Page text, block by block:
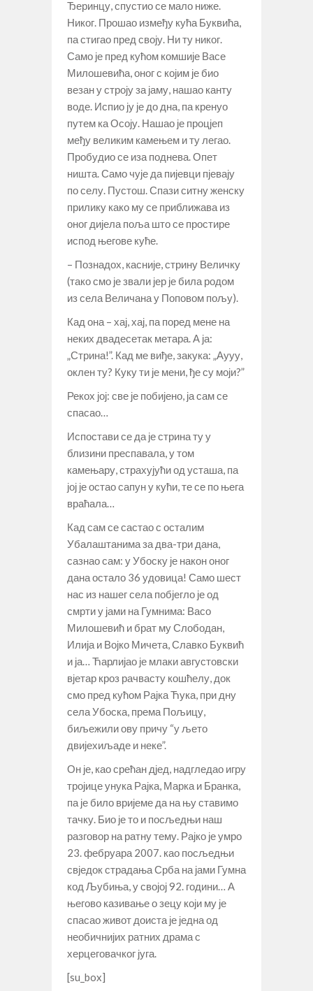
Ђеринцу, спустио се мало ниже.
Никог. Прошао између кућа Буквића,
па стигао пред своју. Ни ту никог.
Само је пред кућом комшије Васе
Милошевића, оног с којим је био
везан у строју за јаму, нашао канту
воде. Испио ју је до дна, па кренуо
путем ка Осоју. Нашао је процјеп
међу великим камењем и ту легао.
Пробудио се иза поднева. Опет
ништа. Само чује да пијевци пјевају
по селу. Пустош. Спази ситну женску
прилику како му се приближава из
оног дијела поља што се простире
испод његове куће.
– Познадох, касније, стрину Величку
(тако смо је звали јер је била родом
из села Величана у Поповом пољу).
Кад она – хај, хај, па поред мене на
неких двадесетак метара. А ја:
„Стрина!”. Кад ме виђе, закука: „Аууу,
оклен ту? Куку ти је мени, ђе су моји?”
Рекох јој: све је побијено, ја сам се
спасао…
Испостави се да је стрина ту у
близини преспавала, у том
камењару, страхујући од усташа, па
јој је остао сапун у кући, те се по њега
враћала…
Кад сам се састао с осталим
Убалаштанима за два-три дана,
сазнао сам: у Убоску је након оног
дана остало 36 удовица! Само шест
нас из нашег села побјегло је од
смрти у јами на Гумнима: Васо
Милошевић и брат му Слободан,
Илија и Војко Мичета, Славко Буквић
и ја… Ћарлијао је млаки августовски
вјетар кроз рачвасту кошћелу, док
смо пред кућом Рајка Ћука, при дну
села Убоска, према Пољицу,
биљежили ову причу “у љето
двијехиљаде и неке”.
Он је, као срећан дјед, надгледао игру
тројице унука Рајка, Марка и Бранка,
па је било вријеме да на њу ставимо
тачку. Био је то и посљедњи наш
разговор на ратну тему. Рајко је умро
23. фебруара 2007. као посљедњи
свједок страдања Срба на јами Гумна
код Љубиња, у својој 92. години… А
његово казивање о зецу који му је
спасао живот доиста је једна од
необичнијих ратних драма с
херцеговачког југа.
[su_box]